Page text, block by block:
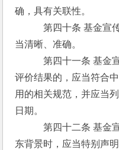
确，具有关联性。
第四十条 基金宣传
当清晰、准确。
第四十一条 基金宣
评价结果的，应当符合
用的相关规范，并应当
日期。
第四十二条 基金宣
东背景时，应当特别声